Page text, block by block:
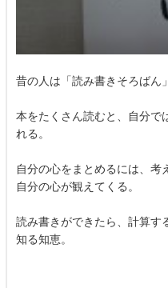
昔の人は「読み書きそろばん
本をたくさん読むと、自分で
れる。
自分の心をまとめるには、考
自分の心が観えてくる。
読み書きができたら、計算す
知る知恵。